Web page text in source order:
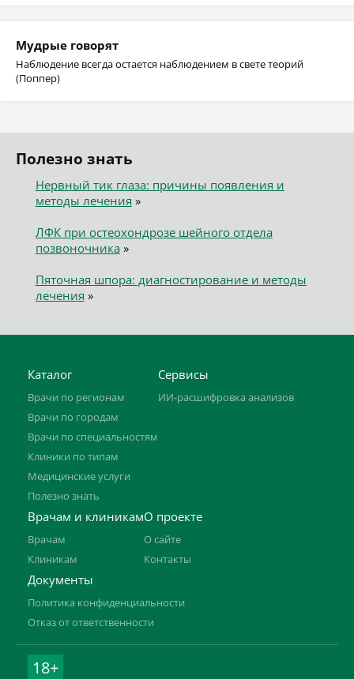
Мудрые говорят
Наблюдение всегда остается наблюдением в свете теорий
(Поппер)
Полезно знать
Нервный тик глаза: причины появления и
методы лечения »
ЛФК при остеохондрозе шейного отдела
позвоночника»
Пяточная шпора: диагностирование и методы
лечения »
Каталог
Врачи по регионам
Врачи по городам
Врачи по специальностям
Клиники по типам
Медицинские услуги
Полезно знать
Сервисы
ИИ-расшифровка анализов
Врачам и клиникам
Врачам
Клиникам
О проекте
О сайте
Контакты
Документы
Политика конфиденциальности
Отказ от ответственности
18+